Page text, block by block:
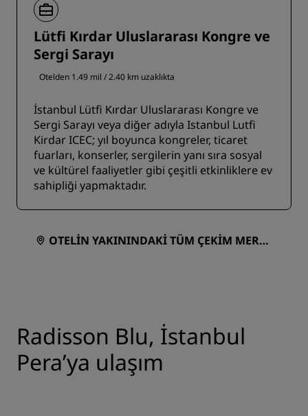
Lütfi Kırdar Uluslararası Kongre ve
Sergi Sarayı
Otelden 1.49 mil / 2.40 km uzaklıkta
İstanbul Lütfi Kırdar Uluslararası Kongre ve
Sergi Sarayı veya diğer adıyla Istanbul Lutfi
Kirdar ICEC; yıl boyunca kongreler, ticaret
fuarları, konserler, sergilerin yanı sıra sosyal
ve kültürel faaliyetler gibi çeşitli etkinliklere ev
sahipliği yapmaktadır.
OTELIN YAKININDAKI TÜM ÇEKIM MERKE
Radisson Blu, İstanbul
Pera’ya ulaşım